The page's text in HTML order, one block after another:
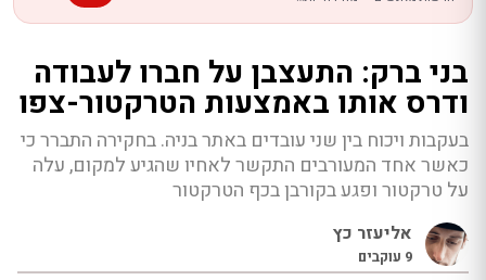
בני ברק: התעצבן על חברו לעבודה
ודרס אותו באמצעות הטרקטור-צפו
בעקבות ויכוח בין שני עובדים באתר בניה. בחקירה התברר כי
כאשר אחד המעורבים התקשר לאחיו שהגיע למקום, עלה
על טרקטור ופגע בקורבן בכף הטרקטור
אליעזר כץ
9 עוקבים